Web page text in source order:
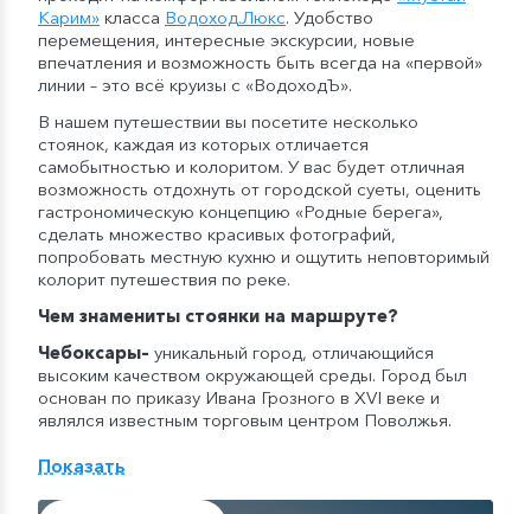
Карим» класса Водоход.Люкс. Удобство
перемещения, интересные экскурсии, новые
впечатления и возможность быть всегда на «первой»
линии – это всё круизы с «ВодоходЪ».
В нашем путешествии вы посетите несколько
стоянок, каждая из которых отличается
самобытностью и колоритом. У вас будет отличная
возможность отдохнуть от городской суеты, оценить
гастрономическую концепцию «Родные берега»,
сделать множество красивых фотографий,
попробовать местную кухню и ощутить неповторимый
колорит путешествия по реке.
Чем знамениты стоянки на маршруте?
Чебоксары– уникальный город, отличающийся
высоким качеством окружающей среды. Город был
основан по приказу Ивана Грозного в XVI веке и
являлся известным торговым центром Поволжья.
площадь, Введенский собор и Успенская церковь,
Показать